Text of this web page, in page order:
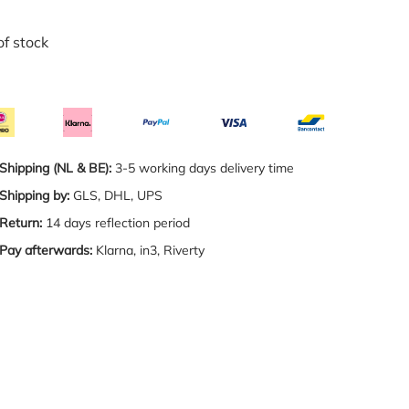
stock
Shipping (NL & BE): 3-5 working days delivery time
Shipping by: GLS, DHL, UPS
Return: 14 days reflection period
Pay afterwards: Klarna, in3, Riverty